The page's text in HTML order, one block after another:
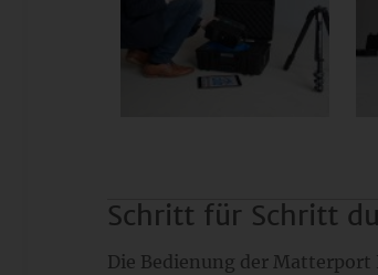
Schritt für Schritt
Die Bedienung der Matterport